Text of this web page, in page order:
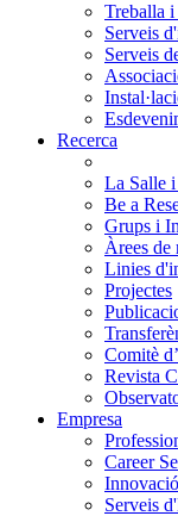
Treballa
Serveis
Serveis
Recerca
La Salle i
Be a
Grups i
Àrees de
Linies
Projectes
Comitè
Revista
Empresa
Career
Serveis